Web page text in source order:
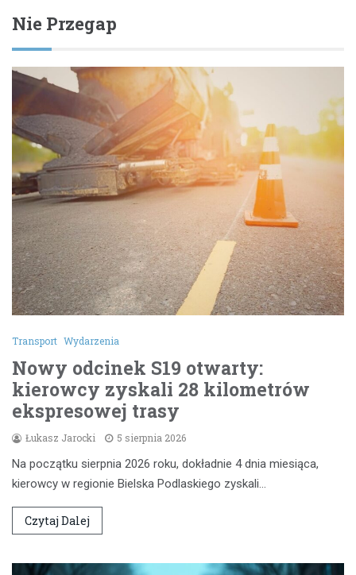
Nie Przegap
Transport Wydarzenia
Nowy odcinek S19 otwarty:
kierowcy zyskali 28 kilometrów
ekspresowej trasy
Łukasz Jarocki 5 sierpnia 2026
Na początku sierpnia 2026 roku, dokładnie 4 dnia miesiąca,
kierowcy w regionie Bielska Podlaskiego zyskali…
Czytaj Dalej